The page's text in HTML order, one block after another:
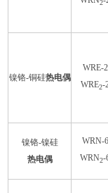
2
镍铬-铜硅热电偶
WRE-
WRE2-
镍铬-镍硅
热电偶
WRN-
WRN2-